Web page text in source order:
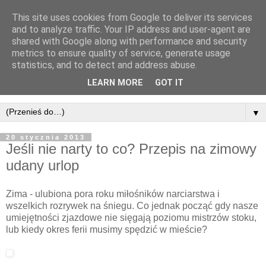
▼
20 stycznia 2013
Jeśli nie narty to co? Przepis na zimowy
udany urlop
Zima - ulubiona pora roku miłośników narciarstwa i
wszelkich rozrywek na śniegu. Co jednak począć gdy nasze
umiejętności zjazdowe nie sięgają poziomu mistrzów stoku,
lub kiedy okres ferii musimy spędzić w mieście?
This site uses cookies from Google to deliver its services
and to analyze traffic. Your IP address and user-agent are
shared with Google along with performance and security
metrics to ensure quality of service, generate usage
statistics, and to detect and address abuse.
LEARN MORE GOT IT